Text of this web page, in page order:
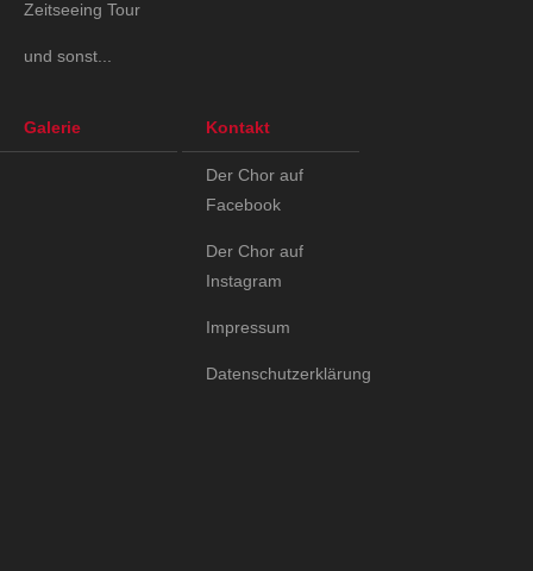
Zeitseeing Tour
und sonst...
Galerie Kontakt
Der Chor auf
Facebook
Der Chor auf
Instagram
Impressum
Datenschutzerklärung